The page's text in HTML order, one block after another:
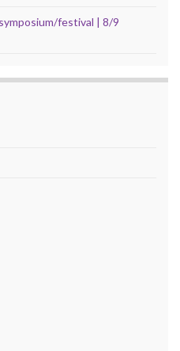
festival | 8/9